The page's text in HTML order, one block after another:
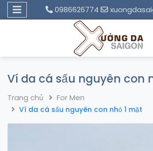
0986626774
Ví da cá sấu nguyên con
Trang chủ For Men
Ví da cá sấu nguyên con nhỏ 1 mặt